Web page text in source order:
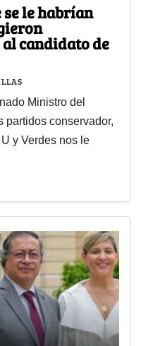
se le habrían
candidato de
Ministro del
partidos conservador,
y Verdes nos le